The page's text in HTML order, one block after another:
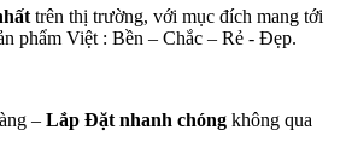
trên thị trường, với mục đích mang tới
phẩm Việt : Bền – Chắc – Rẻ - Đẹp.
– Lắp Đặt nhanh chóng không qua